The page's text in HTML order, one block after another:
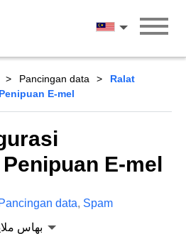
بهاس ملايو
Pancingan data
Ralat
E-mel
E-mel
Pancingan data, Spam
بهاس